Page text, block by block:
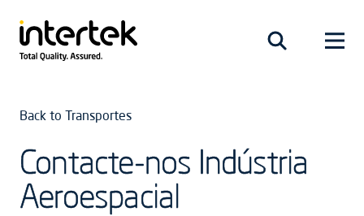
Back to Transportes
Contacte-nos Indústria
Aeroespacial